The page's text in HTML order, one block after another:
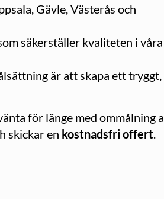
Gävle, Västerås och
säkerställer kvaliteten i
är att skapa ett tryggt,
för länge med ommålning
skickar en kostnadsfri offert.